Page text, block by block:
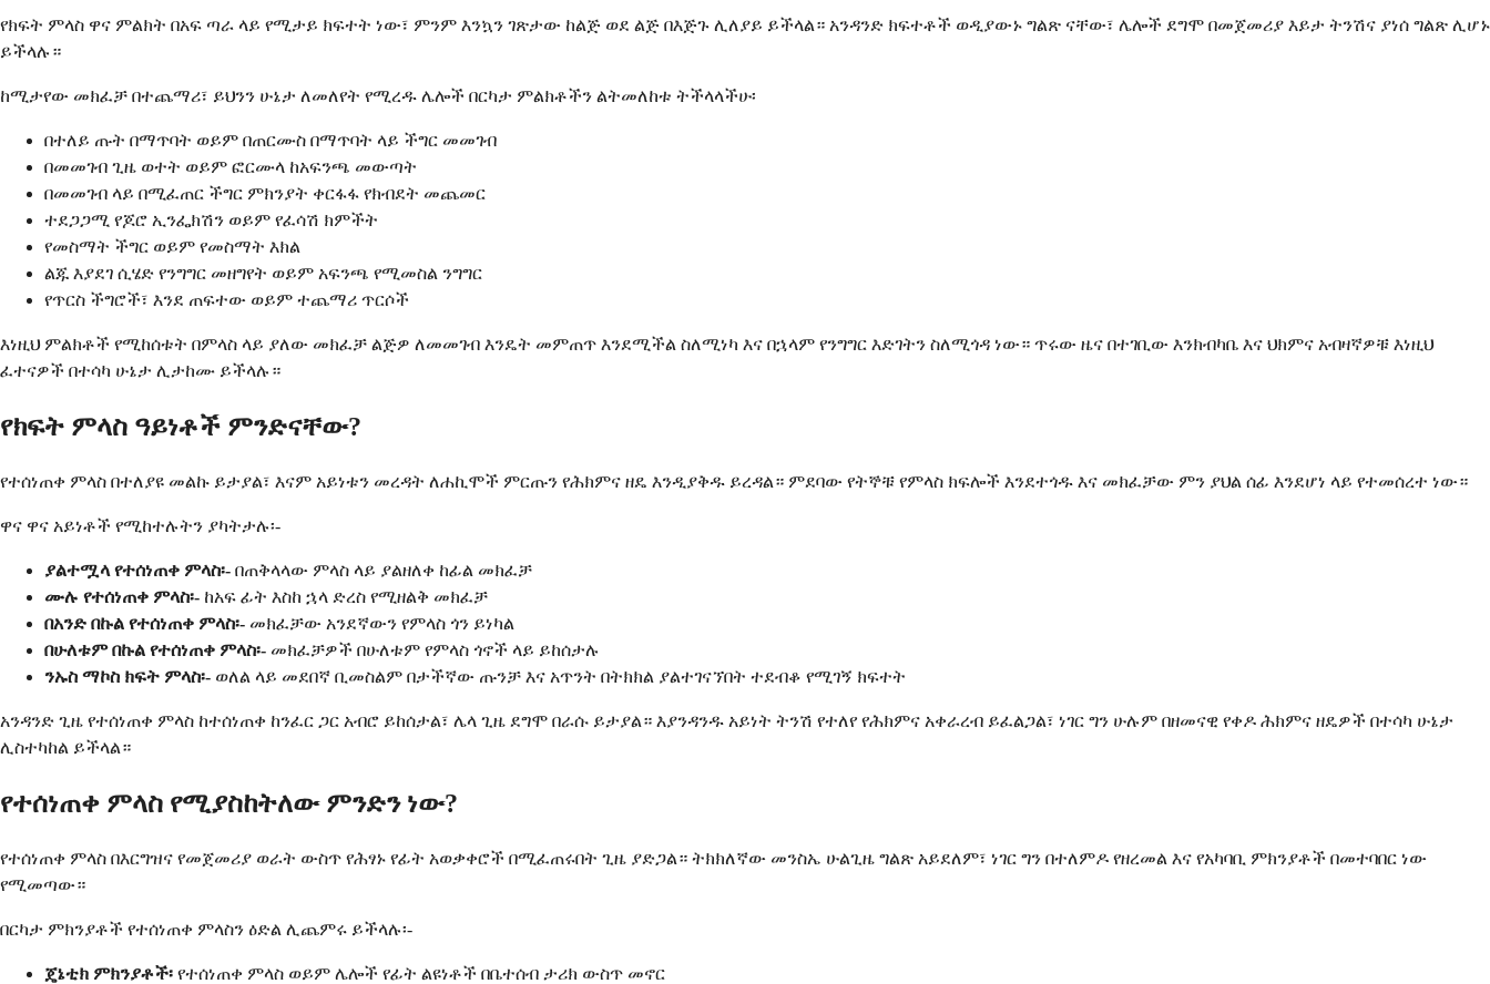
የክፍት ምላስ ዋና ምልክት በአፍ ጣራ ላይ የሚታይ ክፍተት ነው፣ ምንም እንኳን ገጽታው ከልጅ ወደ ልጅ በእጅጉ ሊለያይ ይችላል። አንዳንድ ክፍተቶች ወዲያውኑ ግልጽ ናቸው፣ ሌሎች ደግሞ በመጀመሪያ እይታ ትንሽና ያነሰ ግልጽ ሊሆኑ
ይችላሉ።
ከሚታየው መክፈቻ በተጨማሪ፣ ይህንን ሁኔታ ለመለየት የሚረዱ ሌሎች በርካታ ምልክቶችን ልትመለከቱ ትችላላችሁ፡
በተለይ ጡት በማጥባት ወይም በጠርሙስ በማጥባት ላይ ችግር መመገብ
በመመገብ ጊዜ ወተት ወይም ፎርሙላ ከአፍንጫ መውጣት
በመመገብ ላይ በሚፈጠር ችግር ምክንያት ቀርፋፋ የክብደት መጨመር
ተደጋጋሚ የጆሮ ኢንፌክሽን ወይም የፈሳሽ ክምችት
የመስማት ችግር ወይም የመስማት እክል
ልጁ እያደገ ሲሄድ የንግግር መዘግየት ወይም አፍንጫ የሚመስል ንግግር
የጥርስ ችግሮች፣ እንደ ጠፍተው ወይም ተጨማሪ ጥርሶች
እነዚህ ምልክቶች የሚከሰቱት በምላስ ላይ ያለው መክፈቻ ልጅዎ ለመመገብ እንዴት መምጠጥ እንደሚችል ስለሚነካ እና በኋላም የንግግር እድገትን ስለሚጎዳ ነው። ጥሩው ዜና በተገቢው እንክብካቤ እና ህክምና አብዛኛዎቹ እነዚህ
ፈተናዎች በተሳካ ሁኔታ ሊታከሙ ይችላሉ።
የክፍት ምላስ ዓይነቶች ምንድናቸው?
የተሰነጠቀ ምላስ በተለያዩ መልኩ ይታያል፣ እናም አይነቱን መረዳት ለሐኪሞች ምርጡን የሕክምና ዘዴ እንዲያቅዱ ይረዳል። ምደባው የትኞቹ የምላስ ክፍሎች እንደተጎዱ እና መክፈቻው ምን ያህል ሰፊ እንደሆነ ላይ የተመሰረተ ነው።
ዋና ዋና አይነቶች የሚከተሉትን ያካትታሉ፡-
ያልተሟላ የተሰነጠቀ ምላስ፡- በጠቅላላው ምላስ ላይ ያልዘለቀ ከፊል መክፈቻ
ሙሉ የተሰነጠቀ ምላስ፡- ከአፍ ፊት እስከ ኋላ ድረስ የሚዘልቅ መክፈቻ
በአንድ በኩል የተሰነጠቀ ምላስ፡- መክፈቻው አንደኛውን የምላስ ጎን ይነካል
በሁለቱም በኩል የተሰነጠቀ ምላስ፡- መክፈቻዎች በሁለቱም የምላስ ጎኖች ላይ ይከሰታሉ
ንኡስ ማኮስ ክፍት ምላስ፡- ወለል ላይ መደበኛ ቢመስልም በታችኛው ጡንቻ እና አጥንት በትክክል ያልተገናኘበት ተደብቆ የሚገኝ ክፍተት
አንዳንድ ጊዜ የተሰነጠቀ ምላስ ከተሰነጠቀ ከንፈር ጋር አብሮ ይከሰታል፣ ሌላ ጊዜ ደግሞ በራሱ ይታያል። እያንዳንዱ አይነት ትንሽ የተለየ የሕክምና አቀራረብ ይፈልጋል፣ ነገር ግን ሁሉም በዘመናዊ የቀዶ ሕክምና ዘዴዎች በተሳካ ሁኔታ
ሊስተካከል ይችላል።
የተሰነጠቀ ምላስ የሚያስከትለው ምንድን ነው?
የተሰነጠቀ ምላስ በእርግዝና የመጀመሪያ ወራት ውስጥ የሕፃኑ የፊት አወቃቀሮች በሚፈጠሩበት ጊዜ ያድጋል። ትክክለኛው መንስኤ ሁልጊዜ ግልጽ አይደለም፣ ነገር ግን በተለምዶ የዘረመል እና የአካባቢ ምክንያቶች በመተባበር ነው
የሚመጣው።
በርካታ ምክንያቶች የተሰነጠቀ ምላስን ዕድል ሊጨምሩ ይችላሉ፡-
ጄኔቲክ ምክንያቶች፡ የተሰነጠቀ ምላስ ወይም ሌሎች የፊት ልዩነቶች በቤተሰብ ታሪክ ውስጥ መኖር